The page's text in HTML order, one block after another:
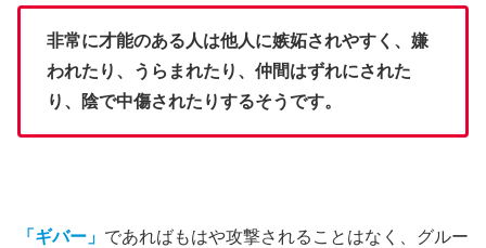
非常に才能のある人は他人に嫉妬されやすく、嫌
われたり、うらまれたり、仲間はずれにされた
り、陰で中傷されたりするそうです。
「ギバー」 であればもはや攻撃されることはなく、グルー